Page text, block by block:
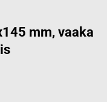
mm, vaaka